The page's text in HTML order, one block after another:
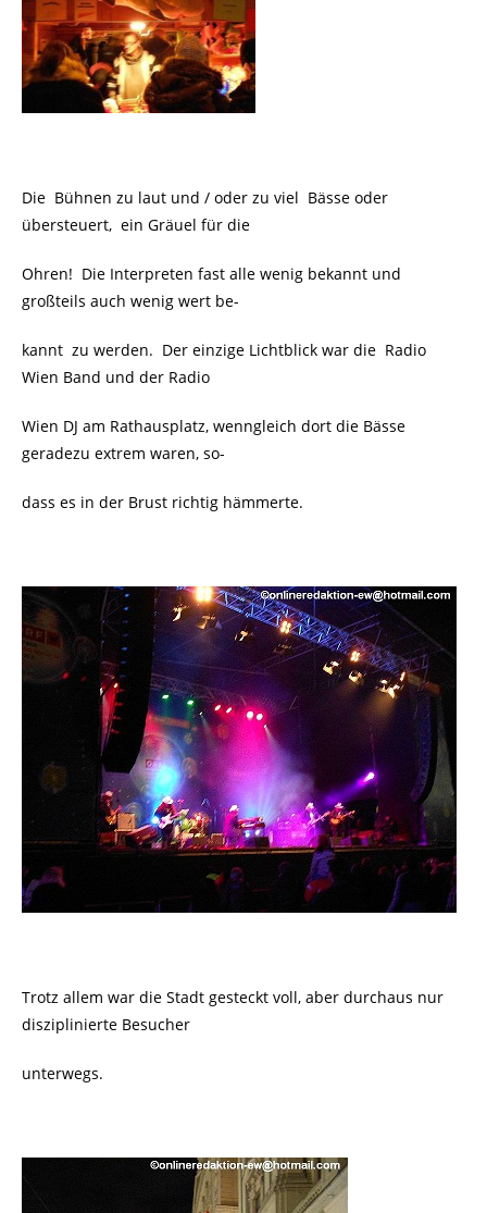
Die Bühnen zu laut und / oder zu viel Bässe oder
übersteuert, ein Gräuel für die
Ohren! Die Interpreten fast alle wenig bekannt und
großteils auch wenig wert be-
kannt zu werden. Der einzige Lichtblick war die Radio
Wien Band und der Radio
Wien DJ am Rathausplatz, wenngleich dort die Bässe
geradezu extrem waren, so-
dass es in der Brust richtig hämmerte.
Trotz allem war die Stadt gesteckt voll, aber durchaus nur
disziplinierte Besucher
unterwegs.